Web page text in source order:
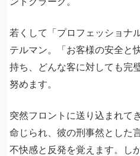
若くして「プロフェッショナ
テルマン。「お客様の安全と
持ち、どんな客に対しても完
努めます。
突然フロントに送り込まれて
命じられ、彼の刑事然とした
不快感と反発を覚えます。し